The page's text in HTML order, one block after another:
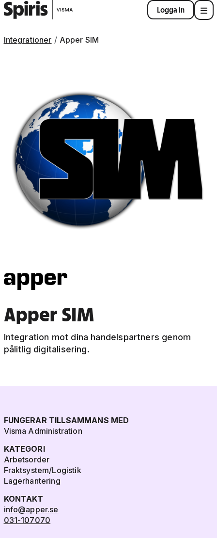
Logga in
Integrationer Apper SIM
Apper SIM
Integration mot dina handelspartners genom
pålitlig digitalisering.
FUNGERAR TILLSAMMANS MED
Visma Administration
KATEGORI
Arbetsorder
Fraktsystem/Logistik
Lagerhantering
KONTAKT
info@apper.se
031-107070